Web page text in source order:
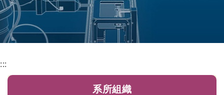
:::
系所組織